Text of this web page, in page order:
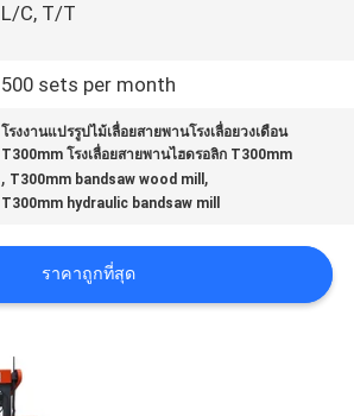
L/C, T/T
500 sets per month
โรงงานแปรรูปไม้เลื่อยสายพานโรงเลื่อยวงเดือน
T300mm โรงเลื่อยสายพานไฮดรอลิก T300mm
, T300mm bandsaw wood mill ,
T300mm hydraulic bandsaw mill
ราคาถูกที่สุด